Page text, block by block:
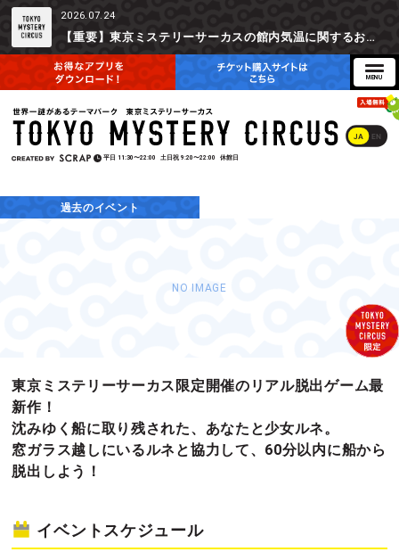
2026.07.24
【重要】東京ミステリーサーカスの館内気温に関するお詫びとご参加辞退時の返金対応について
JA EN
平日 11:30〜22:00 土日祝 9:20〜22:00 休館日
過去のイベント
NO IMAGE
東京ミステリーサーカス限定開催のリアル脱出ゲーム最
新作！
沈みゆく船に取り残された、あなたと少女ルネ。
窓ガラス越しにいるルネと協力して、60分以内に船から
脱出しよう！
イベントスケジュール